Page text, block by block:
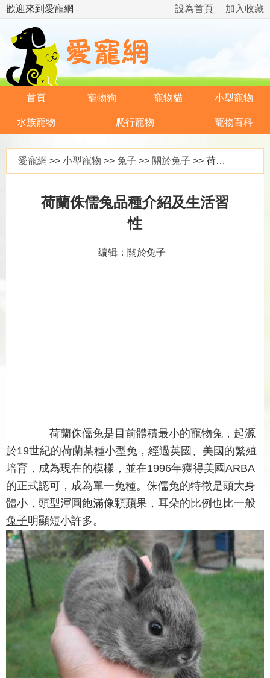
歡迎來到愛寵網 加入收藏
設為首頁
首頁 寵物狗 寵物貓 小型寵物
水族寵物 爬行寵物 寵物百科
愛寵網 >> 小型寵物 >> 兔子 >> 關於兔子 >> 荷蘭侏儒兔品種介紹及生活習性
荷蘭侏儒兔品種介紹及生活習
性
编辑：關於兔子
荷蘭侏儒兔是目前體積最小的寵物兔，起源
於19世紀的荷蘭某種小型兔，經過英國、美國的繁殖
培育，成為現在的模樣，並在1996年獲得美國ARBA
的正式認可，成為單一兔種。侏儒兔的特徵是頭大身
體小，頭型渾圓飽滿像顆蘋果，耳朵的比例也比一般
兔子明顯短小許多。